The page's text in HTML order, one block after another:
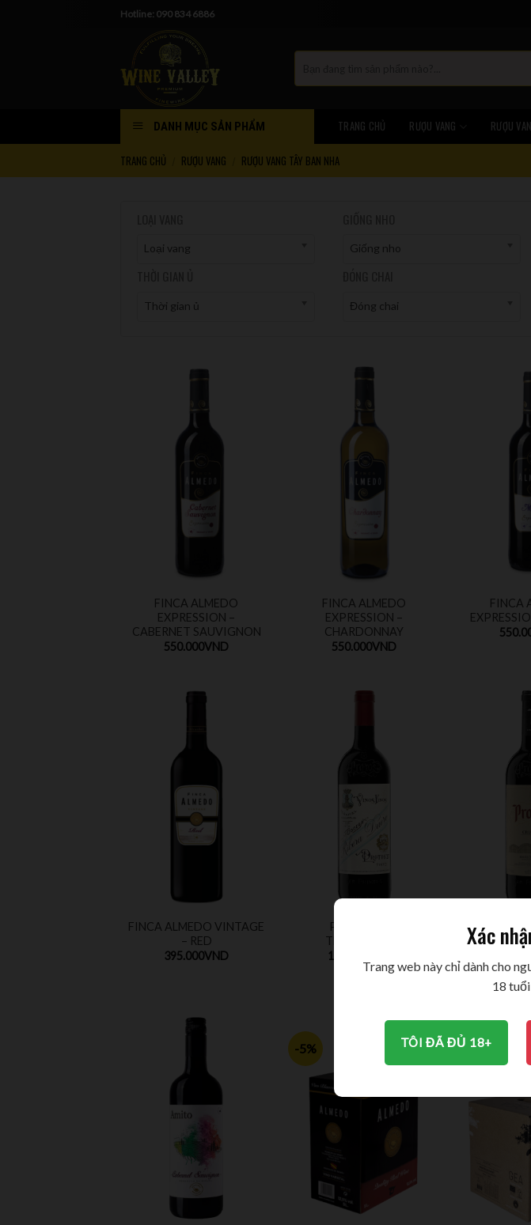
Hotline: 090 834 6886
DANH MỤC SẢN PHẨM TRANG CHỦ RƯỢU VANG RƯỢU
TRANG CHỦ RƯỢU VANG RƯỢU VANG TÂY BAN NHA
Loại vang Giống nho
Thời gian ủ Đóng chai
FINCA ALMEDO
EXPRESSION –
CABERNET SAUVIGNON
550.000VND
FINCA ALMEDO
EXPRESSION –
CHARDONNAY
550.000VND
FINCA
FINCA ALMEDO VINTAGE
– RED
395.000VND
PROTOS “27”
TEMPRANILLO
1.350.000
PROTOS
-5% -5%
Xác
Trang web này chỉ dành cho
18
TÔI ĐÃ ĐỦ 18+